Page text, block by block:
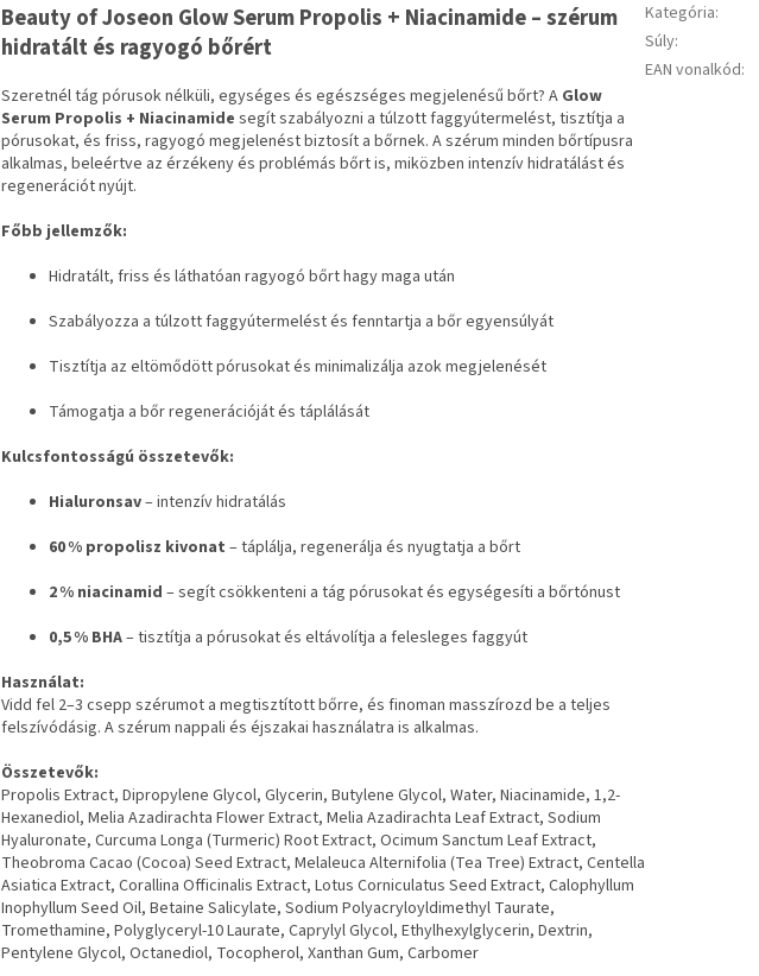
Beauty of Joseon Glow Serum Propolis + Niacinamide – szérum
hidratált és ragyogó bőrért
Szeretnél tág pórusok nélküli, egységes és egészséges megjelenésű bőrt? A Glow
Serum Propolis + Niacinamide segít szabályozni a túlzott faggyútermelést, tisztítja a
pórusokat, és friss, ragyogó megjelenést biztosít a bőrnek. A szérum minden bőrtípusra
alkalmas, beleértve az érzékeny és problémás bőrt is, miközben intenzív hidratálást és
regenerációt nyújt.
Főbb jellemzők:
Hidratált, friss és láthatóan ragyogó bőrt hagy maga után
Szabályozza a túlzott faggyútermelést és fenntartja a bőr egyensúlyát
Tisztítja az eltömődött pórusokat és minimalizálja azok megjelenését
Támogatja a bőr regenerációját és táplálását
Kulcsfontosságú összetevők:
Hialuronsav– intenzív hidratálás
60 % propolisz kivonat – táplálja, regenerálja és nyugtatja a bőrt
2 % niacinamid – segít csökkenteni a tág pórusokat és egységesíti a bőrtónust
0,5 % BHA– tisztítja a pórusokat és eltávolítja a felesleges faggyút
Használat:
Vidd fel 2–3 csepp szérumot a megtisztított bőrre, és finoman masszírozd be a teljes
felszívódásig. A szérum nappali és éjszakai használatra is alkalmas.
Összetevők:
Propolis Extract, Dipropylene Glycol, Glycerin, Butylene Glycol, Water, Niacinamide, 1,2-
Hexanediol, Melia Azadirachta Flower Extract, Melia Azadirachta Leaf Extract, Sodium
Hyaluronate, Curcuma Longa (Turmeric) Root Extract, Ocimum Sanctum Leaf Extract,
Theobroma Cacao (Cocoa) Seed Extract, Melaleuca Alternifolia (Tea Tree) Extract, Centella
Asiatica Extract, Corallina Officinalis Extract, Lotus Corniculatus Seed Extract, Calophyllum
Inophyllum Seed Oil, Betaine Salicylate, Sodium Polyacryloyldimethyl Taurate,
Tromethamine, Polyglyceryl-10 Laurate, Caprylyl Glycol, Ethylhexylglycerin, Dextrin,
Pentylene Glycol, Octanediol, Tocopherol, Xanthan Gum, Carbomer
Kategória:
Súly:
EAN vonalkód: